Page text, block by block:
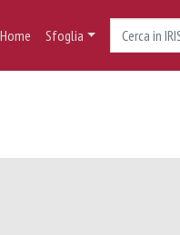
Home Sfoglia